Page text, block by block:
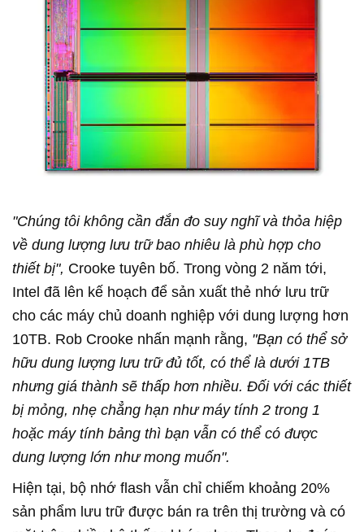
"Chúng tôi không cần đắn đo suy nghĩ và thỏa hiệp
về dung lượng lưu trữ bao nhiêu là phù hợp cho
thiết bị", Crooke tuyên bố. Trong vòng 2 năm tới,
Intel đã lên kế hoạch để sản xuất thẻ nhớ lưu trữ
cho các máy chủ doanh nghiệp với dung lượng hơn
10TB. Rob Crooke nhấn mạnh rằng, "Bạn có thể sở
hữu dung lượng lưu trữ đủ tốt, có thể là dưới 1TB
nhưng giá thành sẽ thấp hơn nhiều. Đối với các thiết
bị mỏng, nhẹ chẳng hạn như máy tính 2 trong 1
hoặc máy tính bảng thì bạn vẫn có thể có được
dung lượng lớn như mong muốn".
Hiện tại, bộ nhớ flash vẫn chỉ chiếm khoảng 20%
sản phẩm lưu trữ được bán ra trên thị trường và có